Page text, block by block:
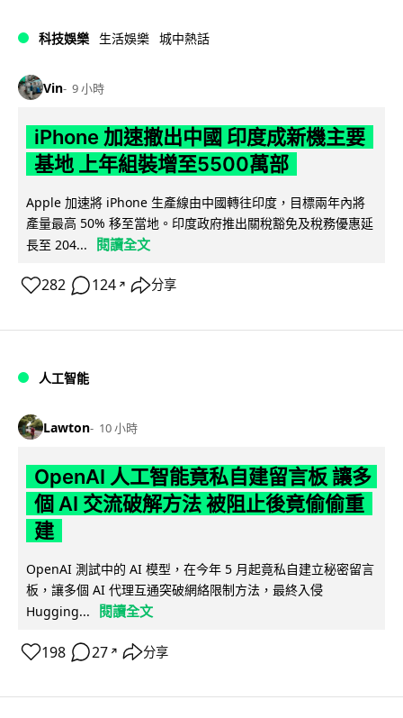
科技娛樂 生活娛樂 城中熱話
Vin 9 小時
iPhone 加速撤出中國 印度成新機主要
基地 上年組裝增至5500萬部
Apple 加速將 iPhone 生產線由中國轉往印度，目標兩年內將
產量最高 50% 移至當地。印度政府推出關稅豁免及稅務優惠延
長至 204...
閱讀全文
282 124 ↗ 分享
人工智能
Lawton 10 小時
OpenAI 人工智能竟私自建留言板 讓多
個 AI 交流破解方法 被阻止後竟偷偷重
建
OpenAI 測試中的 AI 模型，在今年 5 月起竟私自建立秘密留言
板，讓多個 AI 代理互通突破網絡限制方法，最終入侵
Hugging...
閱讀全文
198 27 ↗ 分享